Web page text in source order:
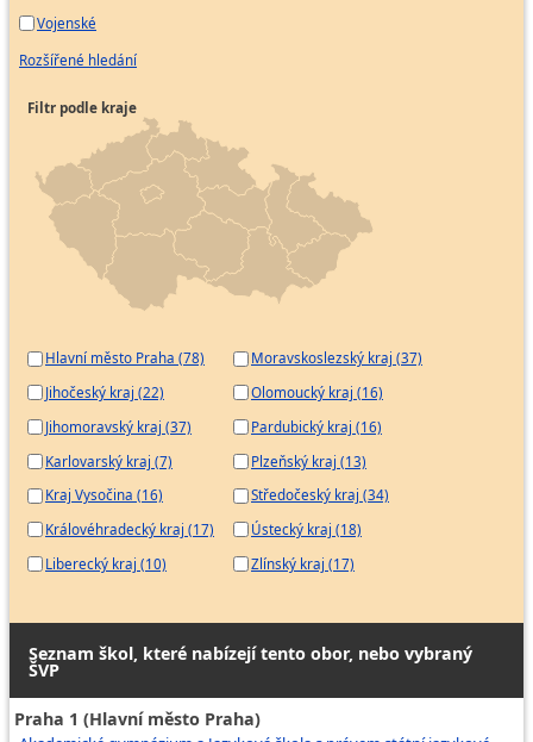
Vojenské
Rozšířené hledání
Filtr podle kraje
Hlavní město Praha (78)
Jihočeský kraj (22)
Jihomoravský kraj (37)
Karlovarský kraj (7)
Kraj Vysočina (16)
Královéhradecký kraj (17)
Liberecký kraj (10)
Moravskoslezský kraj (37)
Olomoucký kraj (16)
Pardubický kraj (16)
Plzeňský kraj (13)
Středočeský kraj (34)
Ústecký kraj (18)
Zlínský kraj (17)
Seznam škol, které nabízejí tento obor, nebo vybraný
ŠVP
Praha 1 (Hlavní město Praha)